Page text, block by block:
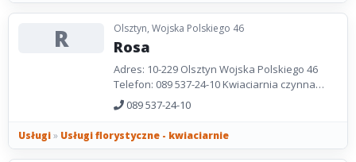
R Olsztyn, Wojska Polskiego 46
Rosa
Adres: 10-229 Olsztyn Wojska Polskiego 46
Telefon: 089 537-24-10 Kwiaciarnia czynna
pon-pt w godzinach 9.00-19.00, sobota 10.00-
16.00, niedziela...
089 537-24-10
Usługi» Usługi florystyczne - kwiaciarnie